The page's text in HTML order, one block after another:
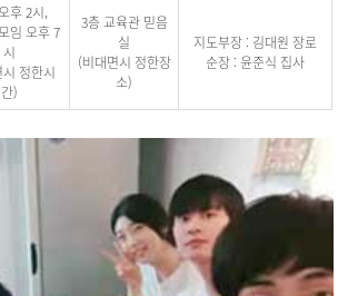
후 2시,
임 오후 7
시
정한시
간)
3층 교육관 믿음
실
(비대면시 정한장
소)
지도부장 : 김대원 장로
순장 : 윤준식 집사